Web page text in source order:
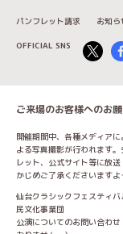
パンフレット請求 お知ら
OFFICIAL SNS
ご来場のお客様へのお
開催期間中、各種メディア
よる写真撮影が行われます
レット、公式サイト等に放
かじめご了承くださいますよ
仙台クラシックフェスティ
民文化事業団
公演についてのお問い合わ